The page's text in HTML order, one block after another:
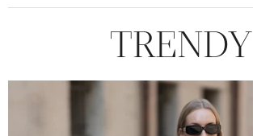
TRENDY